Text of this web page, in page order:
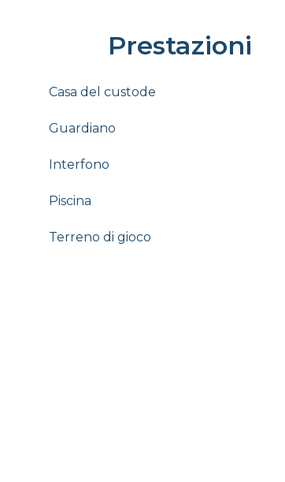
Prestazioni
Casa del custode
Guardiano
Interfono
Piscina
Terreno di gioco